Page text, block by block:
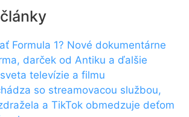
Formula 1? Nové dokumentárne
darček od Antiku a ďalšie
televízie a filmu
so streamovacou službou,
a TikTok obmedzuje deťom